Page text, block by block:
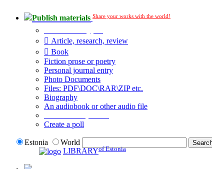
Publish materials Share your works with the world!
Article, research, review
Book
Fiction prose or poetry
Personal journal entry
Photo Documents
Files: PDF\DOC\RAR\ZIP etc.
Biography
An audiobook or other audio file
Create a poll
Estonia
World
LIBRARYof Estonia